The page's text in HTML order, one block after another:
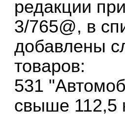
редакции
3/765@, в
добавлены
товаров:
531
свыше 112,5